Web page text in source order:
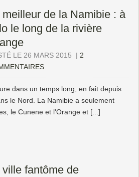
meilleur de la Namibie : à
le long de la rivière
LE 26 MARS 2015 | 2
dans un temps long, en fait depuis
le Nord. La Namibie a seulement
le Cunene et l'Orange et [...]
ville fantôme de